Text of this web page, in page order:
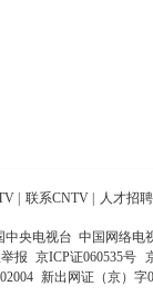
联系CNTV 人才招聘
中央电视台 中国网络电
报 京ICP证060535号
新出网证（京）